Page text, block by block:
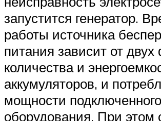
запустится генератор.
работы источника
питания зависит от двух
количества и
аккумуляторов, и
мощности подключенного
оборудования. При этом